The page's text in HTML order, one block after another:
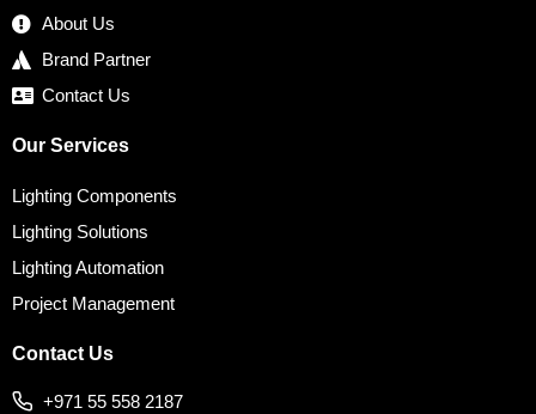
About Us
Brand Partner
Contact Us
Our Services
Lighting Components
Lighting Solutions
Lighting Automation
Project Management
Contact Us
+971 55 558 2187